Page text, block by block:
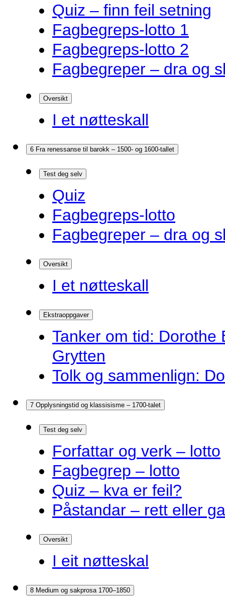
Quiz – finn feil setning
Fagbegreps-lotto 1
Fagbegreps-lotto 2
Fagbegreper – dra og
Oversikt
I et nøtteskall
6 Fra renessanse til barokk – 1500- og 1600-tallet
Test deg selv
Quiz
Fagbegreps-lotto
Fagbegreper – dra og
Oversikt
I et nøtteskall
Ekstraoppgaver
Tanker om tid: Dorothe
Grytten
Tolk og sammenlign:
7 Opplysningstid og klassisisme – 1700-talet
Test deg selv
Forfattar og verk – lotto
Fagbegrep – lotto
Quiz – kva er feil?
Påstandar – rett eller
Oversikt
I eit nøtteskal
8 Medium og sakprosa 1700–1850